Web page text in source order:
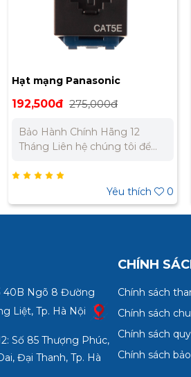
Hạt mạng Panasonic
WEV2488B
192,500đ 275,000đ
Bảo Hành Chính Hãng 12
Tháng Liên hệ chúng tôi để
án. Miền Bắc : 0989 310 979 –
0902 303 733 – 0945 332 980
Yêu thích 0
40B Ngõ 8 Đường
Liệt, Tp. Hà Nội
Số 85 Thượng Phúc,
Đại Thanh, Tp. Hà
CHÍNH
Chính sách
Chính sách
Chính sách
Chính sách